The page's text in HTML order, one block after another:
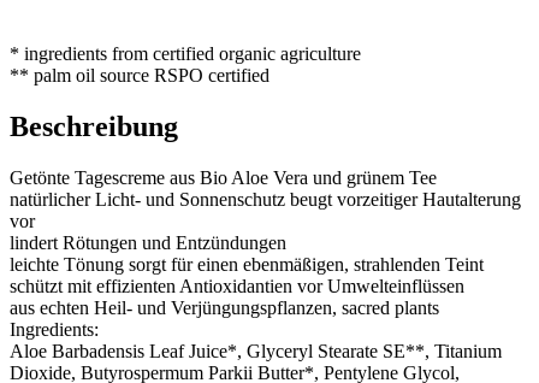
* ingredients from certified organic agriculture
** palm oil source RSPO certified
Beschreibung
Getönte Tagescreme aus Bio Aloe Vera und grünem Tee
natürlicher Licht- und Sonnenschutz beugt vorzeitiger Hautalterung
vor ​
lindert Rötungen und Entzündungen ​
leichte Tönung sorgt für einen ebenmäßigen, strahlenden Teint ​
schützt mit effizienten Antioxidantien vor Umwelteinflüssen ​
aus echten Heil- und Verjüngungspflanzen, sacred plants
Ingredients:
Aloe Barbadensis Leaf Juice*, Glyceryl Stearate SE**, Titanium
Dioxide, Butyrospermum Parkii Butter*, Pentylene Glycol,